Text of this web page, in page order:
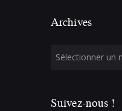
Archives
Suivez-nous !